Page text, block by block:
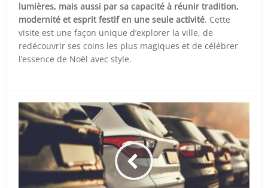
lumières, mais aussi par sa capacité à réunir tradition,
modernité et esprit festif en une seule activité. Cette
visite est une façon unique d’explorer la ville, de
redécouvrir ses coins les plus magiques et de célébrer
l’essence de Noël avec style.